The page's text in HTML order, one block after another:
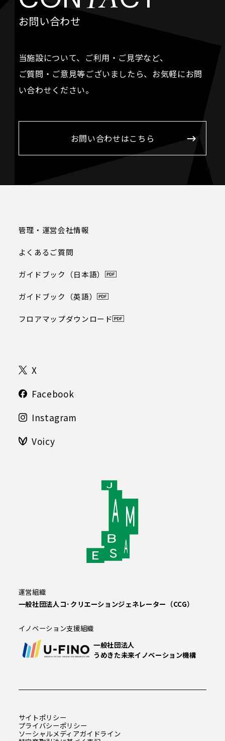
お問い合わせ
当施設について、ご利用・ご見学など、
ご質問・ご意見等ございましたら、お気軽にお問
い合わせください。
お問い合わせはこちら
X
Facebook
Instagram
Voicy
運営組織
一般社団法人コ･クリエーションジェネレーター（CCG）
イノベーション支援組織
一般社団法人
うめきた未来イノベーション機構
管理・運営会社情報
よくあるご質問
ガイドブック（日本語）
ガイドブック（英語）
フロアマップダウンロード
サイトポリシー
プライバシーポリシー
ソーシャルメディアガイドライン